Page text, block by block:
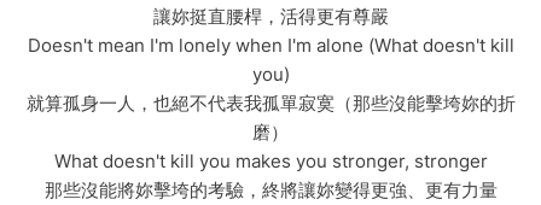
讓妳挺直腰桿，活得更有尊嚴
Doesn't mean I'm lonely when I'm alone (What doesn't kill
you)
就算孤身一人，也絕不代表我孤單寂寞（那些沒能擊垮妳的折
磨）
What doesn't kill you makes you stronger, stronger
那些沒能將妳擊垮的考驗，終將讓妳變得更強、更有力量